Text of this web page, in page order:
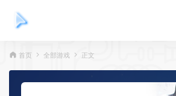
首页 全部游戏 正文